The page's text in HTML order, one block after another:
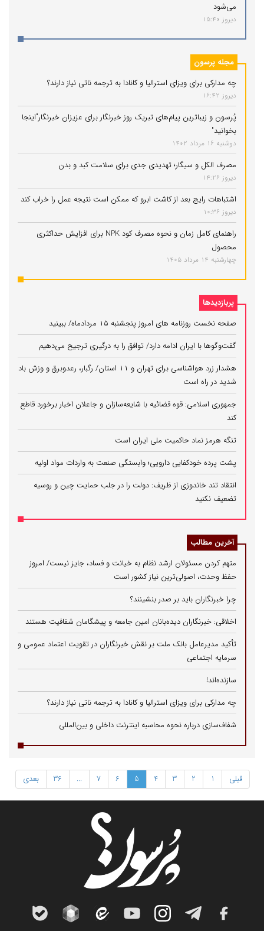
می‌شود
دیروز 15:40
مجله پرسون
چه مدارکی برای ویزای استرالیا و کانادا به ترجمه ناتی نیاز دارند؟
دیروز 16:42
پُرسون و زیباترین پیام‌های تبریک روز خبرنگار برای عزیزان خبرنگار"اینجا
بخوانید"
دوشنبه 16 مرداد 1402
مصرف الکل و سیگار؛ تهدیدی جدی برای سلامت کبد و بدن
دیروز 14:26
اشتباهات رایج بعد از کاشت ابرو که ممکن است نتیجه عمل را خراب کند
دیروز 10:36
راهنمای کامل زمان و نحوه مصرف کود NPK برای افزایش حداکثری
محصول
چهارشنبه 14 مرداد 1405
پربازدیدها
صفحه نخست روزنامه های امروز پنجشنبه ۱۵ مردادماه/ ببینید
گفت‌وگوها با ایران ادامه دارد/ توافق را به درگیری ترجیح می‌دهیم
هشدار زرد هواشناسی برای تهران و ۱۱ استان/ رگبار، رعدوبرق و وزش باد
شدید در راه است
جمهوری اسلامی: قوه قضائیه با شایعه‌سازان و جاعلان اخبار برخورد قاطع
کند
تنگه هرمز نماد حاکمیت ملی ایران است
پشت پرده خودکفایی دارویی؛ وابستگی صنعت به واردات مواد اولیه
انتقاد تند خاندوزی از ظریف: دولت را در جلب حمایت چین و روسیه
تضعیف نکنید
آخرین مطالب
متهم کردن مسئولان ارشد نظام به خیانت و فساد، جایز نیست/ امروز
حفظ وحدت، اصولی‌ترین نیاز کشور است
چرا خبرنگاران باید بر صدر بنشینند؟
اخلاقی: خبرنگاران دیده‌بانان امین جامعه و پیشگامان شفافیت هستند
تأکید مدیرعامل بانک ملت بر نقش خبرنگاران در تقویت اعتماد عمومی و
سرمایه اجتماعی
سازنده‌اند!
چه مدارکی برای ویزای استرالیا و کانادا به ترجمه ناتی نیاز دارند؟
شفاف‌سازی درباره نحوه محاسبه اینترنت داخلی و بین‌المللی
قبلی 1
2
3
4
5
6
7
...
36 بعدی